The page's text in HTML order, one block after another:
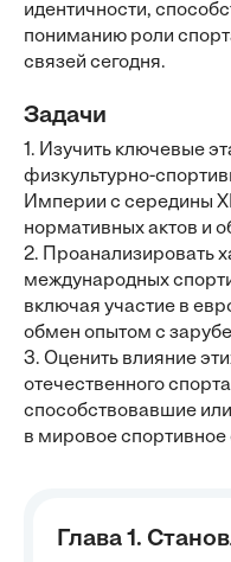
идентичности,
пониманию роли
связей сегодня.
Задачи
1. Изучить ключевые
физкультурно-
Империи с середины
нормативных актов и
2. Проанализировать
международных
включая участие в
обмен опытом с
3. Оценить влияние
отечественного
способствовавшие
в мировое
Глава 1.